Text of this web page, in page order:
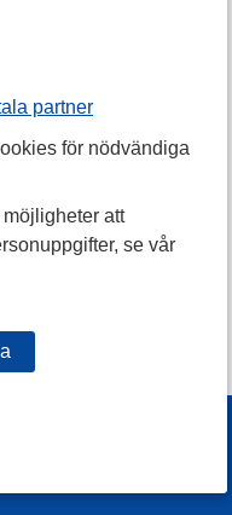
partner
för nödvändiga
att
se vår